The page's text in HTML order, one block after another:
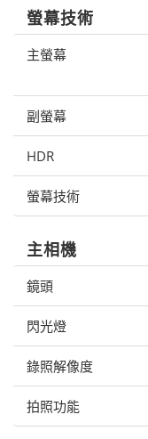
螢幕技術
主螢幕
副螢幕
HDR
螢幕技術
主相機
鏡頭
閃光燈
錄照解像度
拍照功能